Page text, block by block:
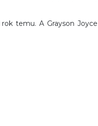
temu. A Grayson Joyce